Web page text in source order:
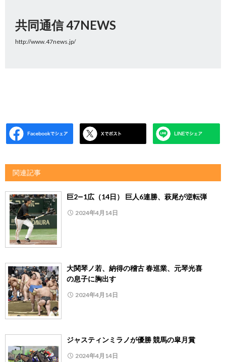
共同通信 47NEWS
http://www.47news.jp/
関連記事
巨2―1広（14日） 巨人6連勝、萩尾が逆転弾
2024年4月14日
大関琴ノ若、納得の稽古 春巡業、元琴光喜
の息子に胸出す
2024年4月14日
ジャスティンミラノが優勝 競馬の皐月賞
2024年4月14日